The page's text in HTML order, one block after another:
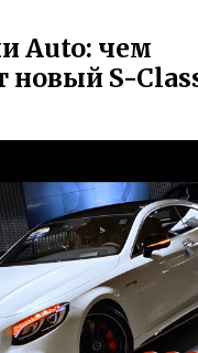
Auto: чем
новый S-